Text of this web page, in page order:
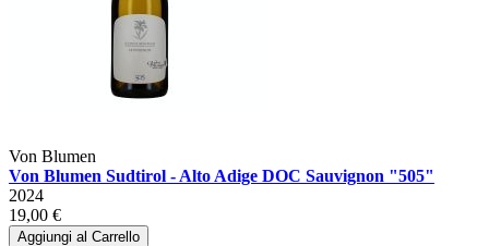
Von Blumen
Von Blumen Sudtirol - Alto Adige DOC Sauvignon "505"
2024
19,00 €
Aggiungi al Carrello